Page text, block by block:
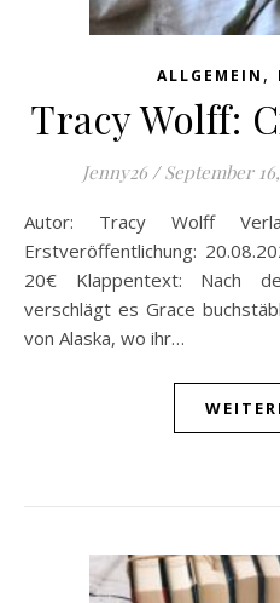
ALLGEMEIN ,
Tracy Wolff:
Jenny26 / September
Autor: Tracy Wolff Verlag: DTV Verlag Datum
Erstveröffentlichung:
20€ Klappentext: Nach
verschlägt es Grace
von Alaska, wo ihr…